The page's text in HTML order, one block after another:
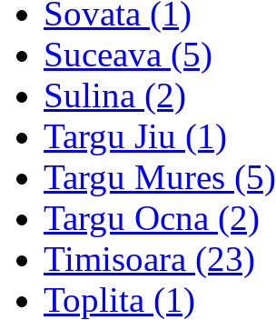
Sovata (1)
Suceava (5)
Sulina (2)
Targu Jiu (1)
Targu Mures (5)
Targu Ocna (2)
Timisoara (23)
Toplita (1)